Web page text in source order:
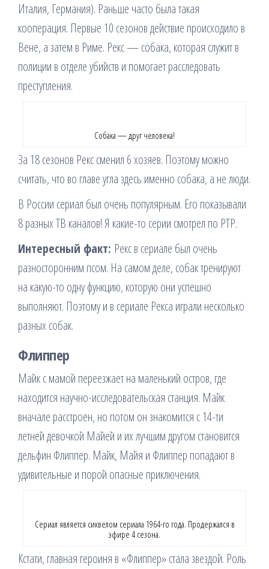
Италия, Германия). Раньше часто была такая
кооперация. Первые 10 сезонов действие происходило в
Вене, а затем в Риме. Рекс — собака, которая служит в
полиции в отделе убийств и помогает расследовать
преступления.
Собака — друг человека!
За 18 сезонов Рекс сменил 6 хозяев. Поэтому можно
считать, что во главе угла здесь именно собака, а не люди.
В России сериал был очень популярным. Его показывали
8 разных ТВ каналов! Я какие-то серии смотрел по РТР.
Интересный факт: Рекс в сериале был очень
разносторонним псом. На самом деле, собак тренируют
на какую-то одну функцию, которую они успешно
выполняют. Поэтому и в сериале Рекса играли несколько
разных собак.
Флиппер
Майк с мамой переезжает на маленький остров, где
находится научно-исследовательская станция. Майк
вначале расстроен, но потом он знакомится с 14-ти
летней девочкой Майей и их лучшим другом становится
дельфин Флиппер. Майк, Майя и Флиппер попадают в
удивительные и порой опасные приключения.
Сериал является сиквелом сериала 1964-го года. Продержался в
эфире 4 сезона.
Кстати, главная героиня в «Флиппер» стала звездой. Роль